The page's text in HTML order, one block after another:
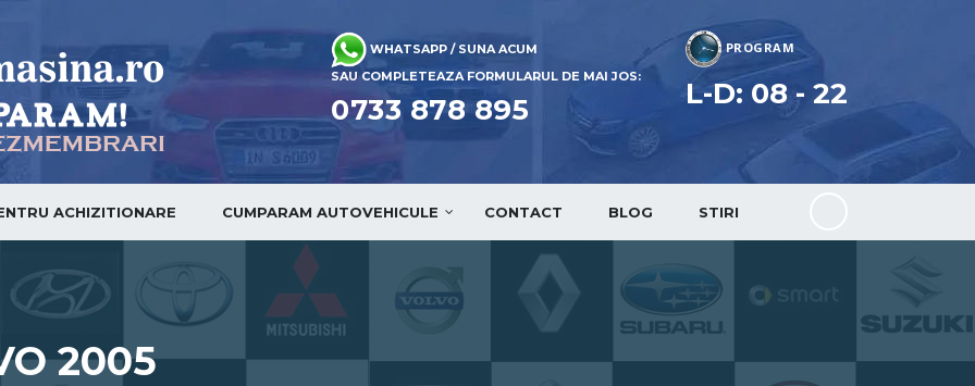
PROGRAM
L-D: 08 - 22
WHATSAPP / SUNA ACUM
SAU COMPLETEAZA FORMULARUL DE MAI JOS:
:
0733 878 895
ACHIZITIONARE CUMPARAM AUTOVEHICULE CONTACT BLOG STIRI
2005